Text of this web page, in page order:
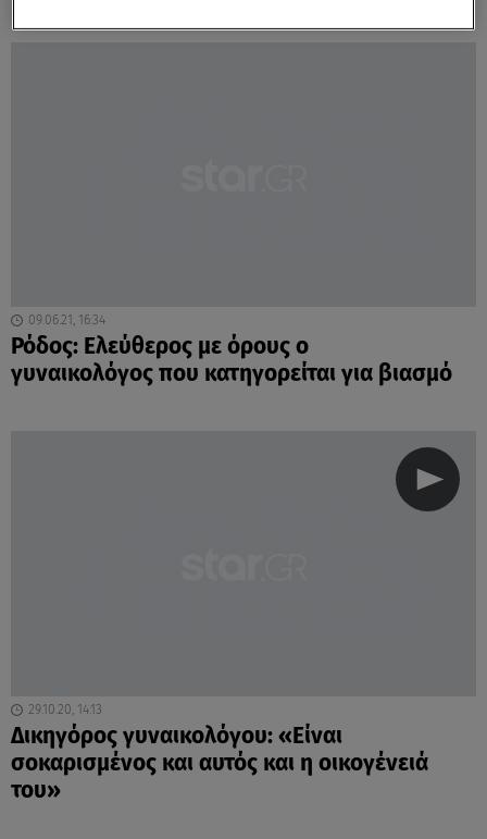
09.06.21, 16:34
Ρόδος: Ελεύθερος με όρους ο
γυναικολόγος που κατηγορείται για βιασμό
29.10.20, 14:13
Δικηγόρος γυναικολόγου: «Είναι
σοκαρισμένος και αυτός και η οικογένειά
του»